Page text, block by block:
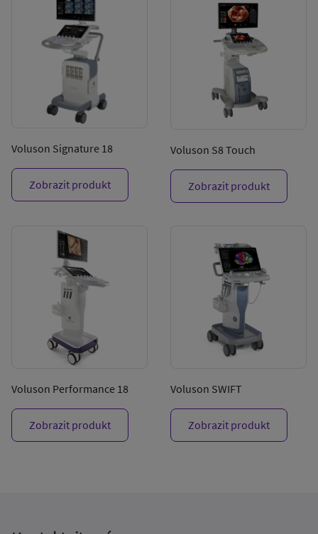
Voluson Signature 18
Zobrazit produkt
Voluson S8 Touch
Zobrazit produkt
Voluson Performance 18
Zobrazit produkt
Voluson SWIFT
Zobrazit produkt